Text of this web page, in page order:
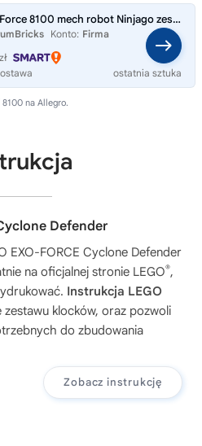
Lego Exo-Force 8100 mech robot Ninjago zestaw MISB 2007 mikołaj choinka
Konto: Firma
zł
ostatnia sztuka
8100 na Allegro.
Defender
EXO-FORCE Cyclone Defender
na oficjalnej stronie LEGO®,
Instrukcja LEGO
zestawu klocków, oraz pozwoli
do zbudowania
Zobacz instrukcję